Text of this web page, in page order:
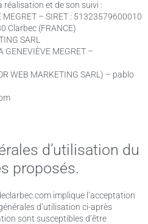
réalisation et de son suivi :
MEGRET – SIRET : 51323579600010
Clarbec (FRANCE)
SARL
GENEVIÈVE MEGRET –
WEB MARKETING SARL) – pablo
d’utilisation du
proposés.
implique l’acceptation
d’utilisation ci-après
sont susceptibles d’être